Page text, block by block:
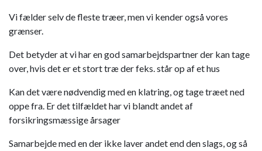
Vi fælder selv de fleste træer, men vi kender også vores
grænser.
Det betyder at vi har en god samarbejdspartner der kan tage
over, hvis det er et stort træ der feks. står op af et hus
Kan det være nødvendig med en klatring, og tage træet ned
oppe fra. Er det tilfældet har vi blandt andet af
forsikringsmæssige årsager
Samarbejde med en der ikke laver andet end den slags, og så